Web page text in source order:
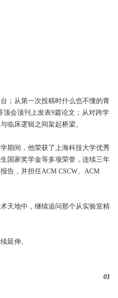
；从第一次投稿时什么也不懂的青
顶会顶刊上发表9篇论文；从对跨学
临床逻辑之间架起桥梁。
期间，他荣获了上海科技大学优秀
国家奖学金等多项荣誉，连续三年
告，并担任ACM CSCW、ACM
天地中，继续追问那个从实验室精
延伸。
01